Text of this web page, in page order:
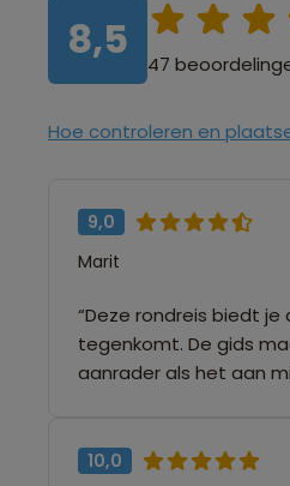
8,5
47
Hoe controleren en
9,0
Marit
“Deze rondreis biedt
tegenkomt. De gids
aanrader als het aan
10,0